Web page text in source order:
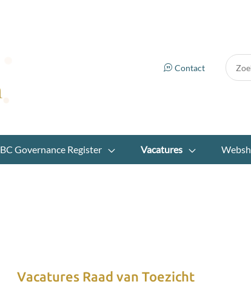
Contact
Zoek:
BC Governance Register Vacatures
Vacatures Raad van Toezicht